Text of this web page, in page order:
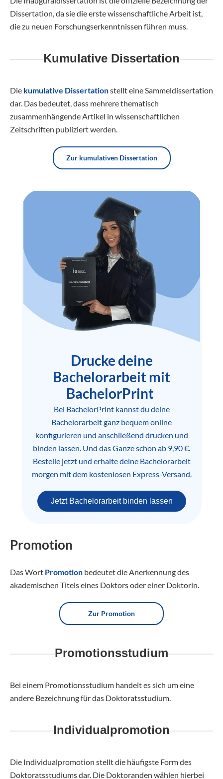
Dissertation, da sie die erste wissenschaftliche Arbeit ist,
die zu neuen Forschungserkenntnissen führen muss.
Kumulative Dissertation
Die kumulative Dissertationstellt eine Sammeldissertation
dar. Das bedeutet, dass mehrere thematisch
zusammenhängende Artikel in wissenschaftlichen
Zeitschriften publiziert werden.
Zur kumulativen Dissertation
Drucke deine
Bachelorarbeit mit
BachelorPrint
Bei BachelorPrint kannst du deine
Bachelorarbeit ganz bequem online
konfigurieren und anschließend drucken und
binden lassen. Und das Ganze schon ab 9,90 €.
Bestelle jetzt und erhalte deine Bachelorarbeit
morgen mit dem kostenlosen Express-Versand.
Jetzt Bachelorarbeit binden lassen
Promotion
Das Wort Promotion bedeutet die Anerkennung des
akademischen Titels eines Doktors oder einer Doktorin.
Zur Promotion
Promotionsstudium
Bei einem Promotionsstudium handelt es sich um eine
andere Bezeichnung für das Doktoratsstudium.
Individualpromotion
Die Individualpromotion stellt die häufigste Form des
Doktoratsstudiums dar. Die Doktoranden wählen hierbei